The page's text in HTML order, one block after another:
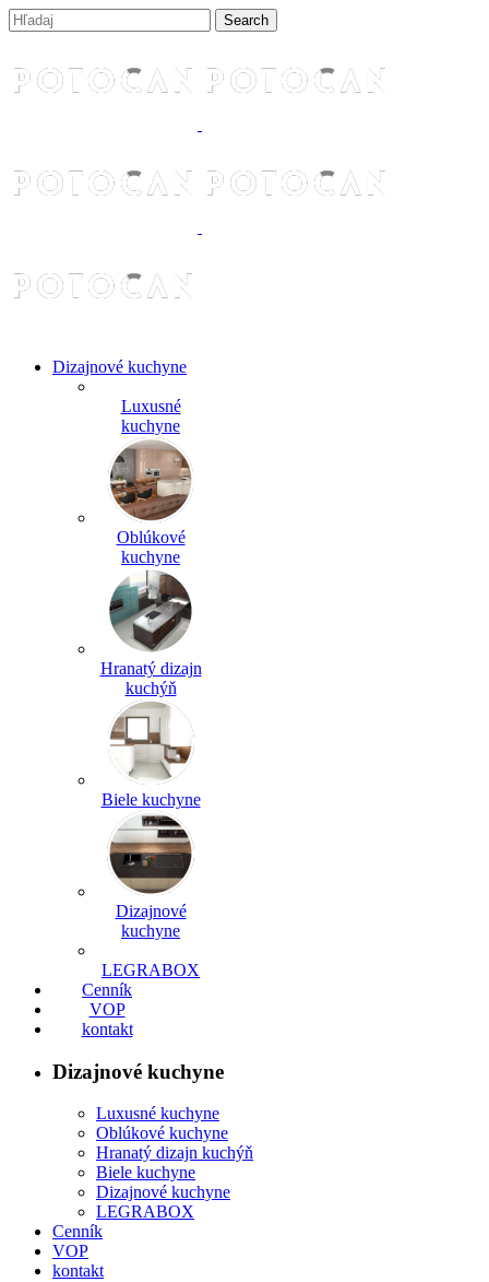
Dizajnové kuchyne
Luxusné
kuchyne
Oblúkové
kuchyne
Hranatý dizajn
kuchýň
Biele kuchyne
Dizajnové
kuchyne
LEGRABOX
Cenník
VOP
kontakt
Dizajnové kuchyne
Luxusné kuchyne
Oblúkové kuchyne
Hranatý dizajn kuchýň
Biele kuchyne
Dizajnové kuchyne
LEGRABOX
Cenník
VOP
kontakt